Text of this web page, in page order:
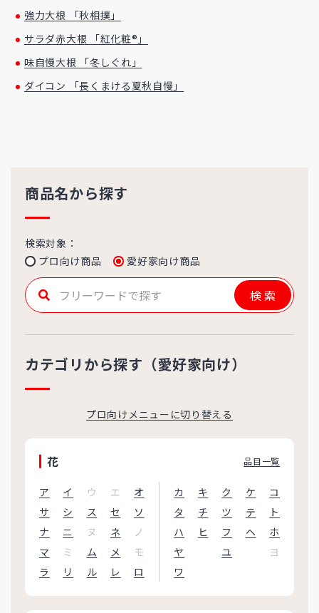
強力大根 「秋相撲」
サラダ赤大根 「紅化粧®」
味自慢大根 「冬しぐれ」
ダイコン 「長くまける夏秋自慢」
商品名から探す
検索対象：
プロ向け商品
愛好家向け商品
検索
カテゴリから探す（愛好家向け）
プロ向けメニューに切り替える
花 品目一覧
ア イ ウ エ オ カ キ ク ケ
コ
サ
シ ス セ ソ タ チ ツ テ
ト
ナ
ニ ヌ ネ ノ ハ ヒ フ ヘ
ホ
マ
ミ ム メ モ ヤ ユ
ヨ
ラ
リ ル レ ロ ワ